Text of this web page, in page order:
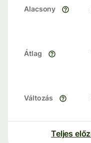
Alacsony
Átlag
Változás
Teljes